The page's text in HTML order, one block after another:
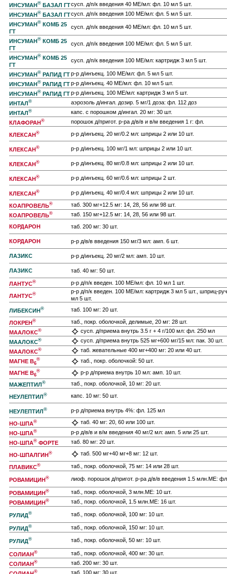
ИНСУМАН® БАЗАЛ ГТсусп. д/п/к введения 40 МЕ/мл: фл. 10 мл 5 шт.
ИНСУМАН® БАЗАЛ ГТсусп. д/п/к введения 100 МЕ/мл: фл. 5 мл 5 шт.
ИНСУМАН® КОМБ 25
ГТ
сусп. д/п/к введения 40 МЕ/мл: фл. 10 мл 5 шт.
ИНСУМАН® КОМБ 25
ГТ
сусп. д/п/к введения 100 МЕ/мл: фл. 5 мл 5 шт.
ИНСУМАН® КОМБ 25
ГТ
сусп. д/п/к введения 100 МЕ/мл: картридж 3 мл 5 шт.
ИНСУМАН® РАПИД ГТр-р д/инъекц. 100 МЕ/мл: фл. 5 мл 5 шт.
ИНСУМАН® РАПИД ГТр-р д/инъекц. 40 МЕ/мл: фл. 10 мл 5 шт.
ИНСУМАН® РАПИД ГТр-р д/инъекц. 100 МЕ/мл: картридж 3 мл 5 шт.
ИНТАЛ®
аэрозоль д/ингал. дозир. 5 мг/1 доза: фл. 112 доз
ИНТАЛ®
капс. с порошком д/ингал. 20 мг: 30 шт.
КЛАФОРАН® порошок д/пригот. р-ра д/в/в и в/м введения 1 г: фл.
КЛЕКСАН® р-р д/инъекц. 20 мг/0.2 мл: шприцы 2 или 10 шт.
КЛЕКСАН® р-р д/инъекц. 100 мг/1 мл: шприцы 2 или 10 шт.
КЛЕКСАН® р-р д/инъекц. 80 мг/0.8 мл: шприцы 2 или 10 шт.
КЛЕКСАН® р-р д/инъекц. 60 мг/0.6 мл: шприцы 2 шт.
КЛЕКСАН® р-р д/инъекц. 40 мг/0.4 мл: шприцы 2 или 10 шт.
КОАПРОВЕЛЬ®
таб. 300 мг+12.5 мг: 14, 28, 56 или 98 шт.
КОАПРОВЕЛЬ®
таб. 150 мг+12.5 мг: 14, 28, 56 или 98 шт.
КОРДАРОН
таб. 200 мг: 30 шт.
КОРДАРОН р-р д/в/в введения 150 мг/3 мл: амп. 6 шт.
ЛАЗИКС р-р д/инъекц. 20 мг/2 мл: амп. 10 шт.
ЛАЗИКС таб. 40 мг: 50 шт.
ЛАНТУС® р-р д/п/к введен. 100 МЕ/мл: фл. 10 мл 1 шт.
ЛАНТУС®
р-р д/п/к введен. 100 МЕ/мл: картридж 3 мл 5 шт., шприц-
мл 5 шт.
ЛИБЕКСИН® таб. 100 мг: 20 шт.
ЛОКРЕН®
таб., покр. оболочкой, делимые, 20 мг: 28 шт.
МААЛОКС®
сусп. д/приема внутрь 3.5 г + 4 г/100 мл: фл. 250 мл
МААЛОКС®
сусп. д/приема внутрь 525 мг+600 мг/15 мл: пак. 30 шт.
МААЛОКС®
таб. жевательные 400 мг+400 мг: 20 или 40 шт.
МАГНЕ B6
®
таб., покр. оболочкой: 50 шт.
МАГНЕ B6
®
р-р д/приема внутрь 10 мл: амп. 10 шт.
МАЖЕПТИЛ® таб., покр. оболочкой, 10 мг: 20 шт.
НЕУЛЕПТИЛ® капс. 10 мг: 50 шт.
НЕУЛЕПТИЛ® р-р д/приема внутрь 4%: фл. 125 мл
НО-ШПА®
таб. 40 мг: 20, 60 или 100 шт.
НО-ШПА®
р-р д/в/в и в/м введения 40 мг/2 мл: амп. 5 или 25 шт.
НО-ШПА® ФОРТЕ таб. 80 мг: 20 шт.
НО-ШПАЛГИН® таб. 500 мг+40 мг+8 мг: 12 шт.
ПЛАВИКС® таб., покр. оболочкой, 75 мг: 14 или 28 шт.
РОВАМИЦИН® лиоф. порошок д/пригот. р-ра д/в/в введения 1.5 млн.МЕ:
РОВАМИЦИН®
таб., покр. оболочкой, 3 млн.МЕ: 10 шт.
РОВАМИЦИН® таб., покр. оболочкой, 1.5 млн.МЕ: 16 шт.
РУЛИД® таб., покр. оболочкой, 100 мг: 10 шт.
РУЛИД® таб., покр. оболочкой, 150 мг: 10 шт.
РУЛИД® таб., покр. оболочкой, 50 мг: 10 шт.
СОЛИАН®
таб., покр. оболочкой, 400 мг: 30 шт.
СОЛИАН®
таб. 200 мг: 30 шт.
®
таб. 100 мг: 30 шт.